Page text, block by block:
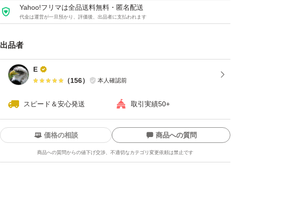
Yahoo!フリマは全品送料無料・匿名配送
代金は運営が一旦預かり、評価後、出品者に支払われます
出品者
E
（156） 本人確認前
スピード＆安心発送 取引実績50+
価格の相談 商品への質問
商品への質問からの値下げ交渉、不適切なカテゴリ変更依頼は禁止です